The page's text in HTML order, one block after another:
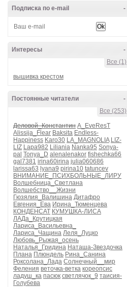
-
Подписка по e-mail
-
Интересы
Все (1)
вышивка крестом
-
Постоянные читатели
Все (253)
Деловой_Константин A_EveResT
Alissija_Flear Baksita Endless-
Happiness Karo30 LA_MAGNOLIA LIZ-
LIZ Lapa982 Liliania Nanka95 Sonya-
pal Tonya_D alenalenakor fishechka66
gal7381 irina60irina julia060686
larissa63 lyana9 pirina10 tatuncev
ВНИМАНИЕ_ПСИХБОЛЬНЫЕ_ЛИРУ
Волшебница_Светлана
Волшебство__Жизни
Гюзялия_Валишина Дитафро
Евгения_Ева Ирина_Тюменцева
КОНДЕНСАТ КУМУШКА-ЛИСА
ЛАДа_Крутицкая
Лариса_Васильевна_
Лариса_Чащина Леля_Луцко
Любовь_Рыжая_осень
Наталья_Гридина Наташа-Звездочка
Плана Плюндель Рина_Санина
Роксолана_Лада Солнечный__мир
Феления веточка-ветка кореопсис
ладуш_ка пасюк светлячок_9 таисия-
Голубева